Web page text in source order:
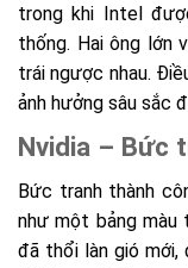
trong khi Intel
thống. Hai ông lớn
trái ngược nhau.
ảnh hưởng sâu sắc
Nvidia – Bức
Bức tranh thành
như một bảng màu
đã thổi làn gió